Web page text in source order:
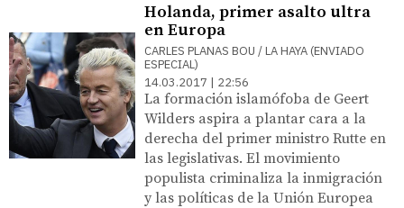
Holanda, primer asalto ultra
en Europa
CARLES PLANAS BOU / LA HAYA (ENVIADO
ESPECIAL)
14.03.2017 | 22:56
La formación islamófoba de Geert
Wilders aspira a plantar cara a la
derecha del primer ministro Rutte en
las legislativas. El movimiento
populista criminaliza la inmigración
y las políticas de la Unión Europea